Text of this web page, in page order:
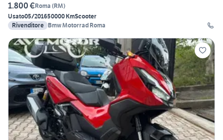
1.800 €Roma (RM)
Usato05/201650000 KmScooter
Rivenditore Bmw Motorrad Roma